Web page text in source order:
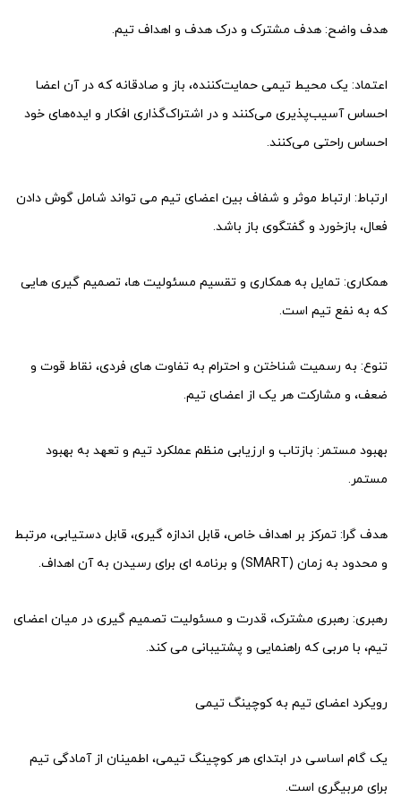
هدف واضح: هدف مشترک و درک هدف و اهداف تیم.
اعتماد: یک محیط تیمی حمایت‌کننده، باز و صادقانه که در آن اعضا
احساس آسیب‌پذیری می‌کنند و در اشتراک‌گذاری افکار و ایده‌های خود
احساس راحتی می‌کنند.
ارتباط: ارتباط موثر و شفاف بین اعضای تیم می تواند شامل گوش دادن
فعال، بازخورد و گفتگوی باز باشد.
همکاری: تمایل به همکاری و تقسیم مسئولیت ها، تصمیم گیری هایی
که به نفع تیم است.
تنوع: به رسمیت شناختن و احترام به تفاوت های فردی، نقاط قوت و
ضعف، و مشارکت هر یک از اعضای تیم.
بهبود مستمر: بازتاب و ارزیابی منظم عملکرد تیم و تعهد به بهبود
مستمر.
هدف گرا: تمرکز بر اهداف خاص، قابل اندازه گیری، قابل دستیابی، مرتبط
و محدود به زمان (SMART) و برنامه ای برای رسیدن به آن اهداف.
رهبری: رهبری مشترک، قدرت و مسئولیت تصمیم گیری در میان اعضای
تیم، با مربی که راهنمایی و پشتیبانی می کند.
رویکرد اعضای تیم به کوچینگ تیمی
یک گام اساسی در ابتدای هر کوچینگ تیمی، اطمینان از آمادگی تیم
برای مربیگری است.